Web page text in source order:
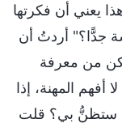
يعني أن فكرتها
جدًّا؟" أردتُ أن
من معرفة
أفهم المهنة، إذا
ستظنُّ بي؟ قلت